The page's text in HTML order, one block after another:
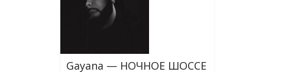
Gayana — НОЧНОЕ ШОССЕ